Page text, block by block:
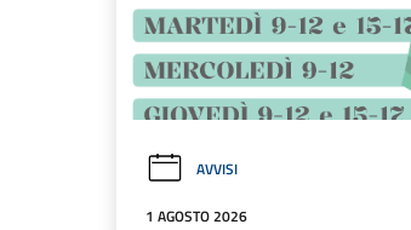
AVVISI
1 AGOSTO 2026